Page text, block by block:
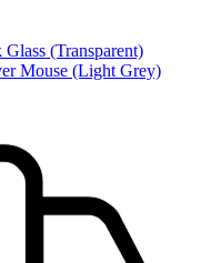
(Transparent)
Mouse (Light Grey)